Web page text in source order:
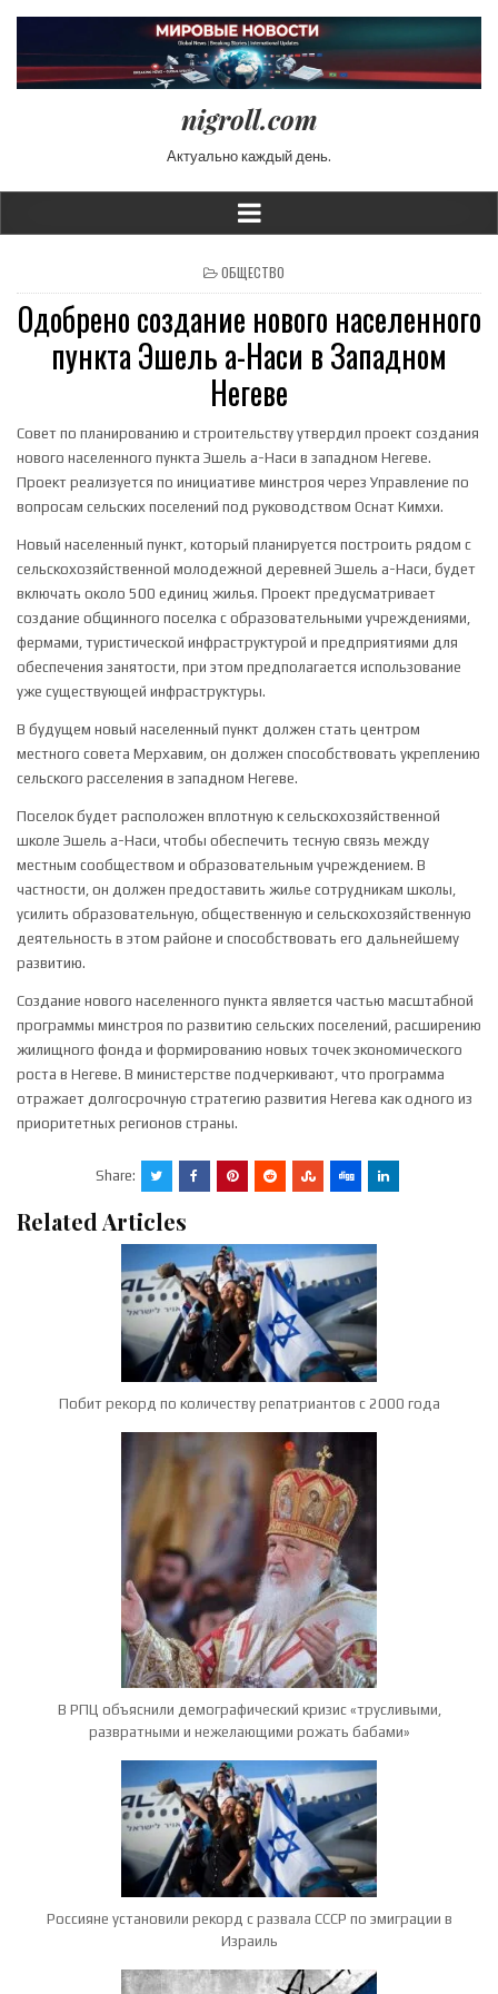
nigroll.com
Актуально каждый день.
POSTED IN
ОБЩЕСТВО
Одобрено создание нового населенного
пункта Эшель а-Наси в Западном
Негеве
Совет по планированию и строительству утвердил проект создания
нового населенного пункта Эшель а-Наси в западном Негеве.
Проект реализуется по инициативе минстроя через Управление по
вопросам сельских поселений под руководством Оснат Кимхи.
Новый населенный пункт, который планируется построить рядом с
сельскохозяйственной молодежной деревней Эшель а-Наси, будет
включать около 500 единиц жилья. Проект предусматривает
создание общинного поселка с образовательными учреждениями,
фермами, туристической инфраструктурой и предприятиями для
обеспечения занятости, при этом предполагается использование
уже существующей инфраструктуры.
В будущем новый населенный пункт должен стать центром
местного совета Мерхавим, он должен способствовать укреплению
сельского расселения в западном Негеве.
Поселок будет расположен вплотную к сельскохозяйственной
школе Эшель а-Наси, чтобы обеспечить тесную связь между
местным сообществом и образовательным учреждением. В
частности, он должен предоставить жилье сотрудникам школы,
усилить образовательную, общественную и сельскохозяйственную
деятельность в этом районе и способствовать его дальнейшему
развитию.
Создание нового населенного пункта является частью масштабной
программы минстроя по развитию сельских поселений, расширению
жилищного фонда и формированию новых точек экономического
роста в Негеве. В министерстве подчеркивают, что программа
отражает долгосрочную стратегию развития Негева как одного из
приоритетных регионов страны.
Share:
Related Articles
Побит рекорд по количеству репатриантов с 2000 года
В РПЦ объяснили демографический кризис «трусливыми,
развратными и нежелающими рожать бабами»
Россияне установили рекорд с развала СССР по эмиграции в
Израиль